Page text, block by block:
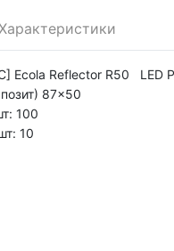
Ecola Reflector R50 LED
87x50
100
10